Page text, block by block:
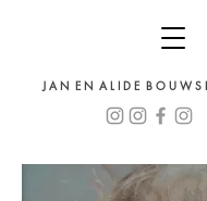
J A N E N A L I D E B O U W S